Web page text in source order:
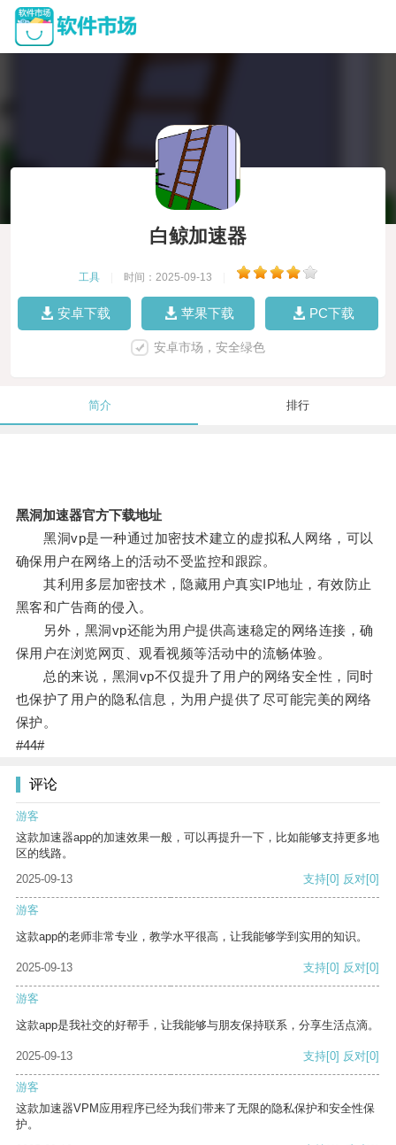
白鲸加速器
工具 时间：2025-09-13
安卓下载 苹果下载 PC下载
安卓市场，安全绿色
简介 排行
黑洞加速器官方下载地址
黑洞vp是一种通过加密技术建立的虚拟私人网络，可以
确保用户在网络上的活动不受监控和跟踪。
其利用多层加密技术，隐藏用户真实IP地址，有效防止
黑客和广告商的侵入。
另外，黑洞vp还能为用户提供高速稳定的网络连接，确
保用户在浏览网页、观看视频等活动中的流畅体验。
总的来说，黑洞vp不仅提升了用户的网络安全性，同时
也保护了用户的隐私信息，为用户提供了尽可能完美的网络
保护。
#44#
评论
游客
这款加速器app的加速效果一般，可以再提升一下，比如能够支持更多地
区的线路。
2025-09-13
支持[0] 反对[0]
游客
这款app的老师非常专业，教学水平很高，让我能够学到实用的知识。
2025-09-13 支持[0] 反对[0]
游客
这款app是我社交的好帮手，让我能够与朋友保持联系，分享生活点滴。
2025-09-13 支持[0] 反对[0]
游客
这款加速器VPM应用程序已经为我们带来了无限的隐私保护和安全性保
护。